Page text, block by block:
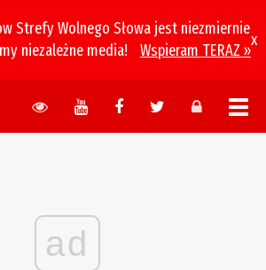
Strefy Wolnego Słowa jest niezmiernie
niezależne media!
Wspieram TERAZ »
x
ad